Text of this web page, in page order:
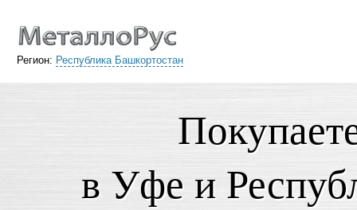
Регион: Республика Башкортостан
в Уфе и